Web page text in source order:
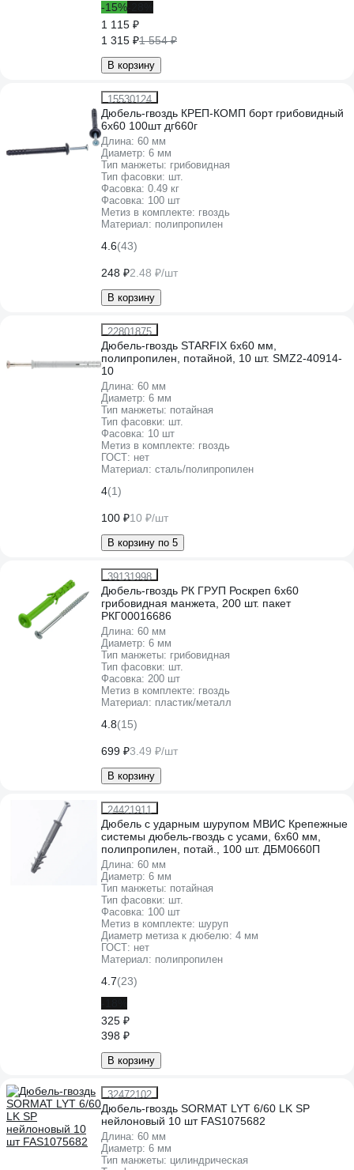
-15%
1 115 ₽
1 315 ₽1 554 ₽
В корзину
15530124
Дюбель-гвоздь КРЕП-КОМП борт грибовидный
6х60 100шт дг660г
Длина: 60 мм
Диаметр: 6 мм
Тип манжеты: грибовидная
Тип фасовки: шт.
Фасовка: 0.49 кг
Фасовка: 100 шт
Метиз в комплекте: гвоздь
Материал: полипропилен
4.6(43)
248 ₽2.48 ₽/шт
В корзину
22801875
Дюбель-гвоздь STARFIX 6x60 мм,
полипропилен, потайной, 10 шт. SMZ2-40914-
10
Длина: 60 мм
Диаметр: 6 мм
Тип манжеты: потайная
Тип фасовки: шт.
Фасовка: 10 шт
Метиз в комплекте: гвоздь
ГОСТ: нет
Материал: сталь/полипропилен
4(1)
100 ₽10 ₽/шт
В корзину по 5
39131998
Дюбель-гвоздь РК ГРУП Роскреп 6x60
грибовидная манжета, 200 шт. пакет
РКГ00016686
Длина: 60 мм
Диаметр: 6 мм
Тип манжеты: грибовидная
Тип фасовки: шт.
Фасовка: 200 шт
Метиз в комплекте: гвоздь
Материал: пластик/металл
4.8(15)
699 ₽3.49 ₽/шт
В корзину
24421911
Дюбель с ударным шурупом МВИС Крепежные
системы дюбель-гвоздь с усами, 6x60 мм,
полипропилен, потай., 100 шт. ДБМ0660П
Длина: 60 мм
Диаметр: 6 мм
Тип манжеты: потайная
Тип фасовки: шт.
Фасовка: 100 шт
Метиз в комплекте: шуруп
Диаметр метиза к дюбелю: 4 мм
ГОСТ: нет
Материал: полипропилен
4.7(23)
325 ₽
398 ₽
В корзину
32472102
Дюбель-гвоздь SORMAT LYT 6/60 LK SP
нейлоновый 10 шт FAS1075682
Длина: 60 мм
Диаметр: 6 мм
Тип манжеты: цилиндрическая